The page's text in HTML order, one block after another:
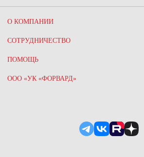
О КОМПАНИИ
СОТРУДНИЧЕСТВО
ПОМОЩЬ
ООО «УК «ФОРВАРД»